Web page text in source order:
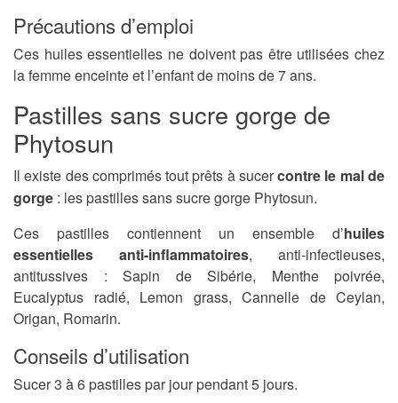
Précautions d’emploi
Ces huiles essentielles ne doivent pas être utilisées chez
la femme enceinte et l’enfant de moins de 7 ans.
Pastilles sans sucre gorge de
Phytosun
Il existe des comprimés tout prêts à sucercontre le mal de
gorge : les pastilles sans sucre gorge Phytosun.
Ces pastilles contiennent un ensemble d’huiles
essentielles anti-inflammatoires, anti-infectieuses,
antitussives : Sapin de Sibérie, Menthe poivrée,
Eucalyptus radié, Lemon grass, Cannelle de Ceylan,
Origan, Romarin.
Conseils d’utilisation
Sucer 3 à 6 pastilles par jour pendant 5 jours.